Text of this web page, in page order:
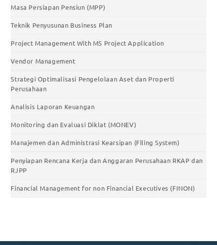
Masa Persiapan Pensiun (MPP)
Teknik Penyusunan Business Plan
Project Management With MS Project Application
Vendor Management
Strategi Optimalisasi Pengelolaan Aset dan Properti
Perusahaan
Analisis Laporan Keuangan
Monitoring dan Evaluasi Diklat (MONEV)
Manajemen dan Administrasi Kearsipan (Filing System)
Penyiapan Rencana Kerja dan Anggaran Perusahaan RKAP dan
RJPP
Financial Management for non Financial Executives (FINON)